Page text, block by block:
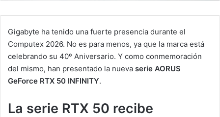
Gigabyte ha tenido una fuerte presencia durante el
Computex 2026. No es para menos, ya que la marca está
celebrando su 40º Aniversario. Y como conmemoración
del mismo, han presentado la nueva serie AORUS
GeForce RTX 50 INFINITY.
La serie RTX 50 recibe